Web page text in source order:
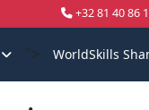
+32 81 40 86
"> WorldSkills